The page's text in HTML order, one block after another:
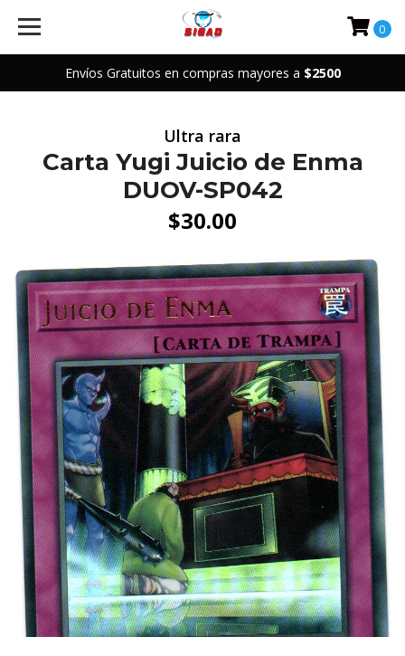
Envíos Gratuitos en compras mayores a $2500
0
Ultra rara
Carta Yugi Juicio de Enma
DUOV-SP042
$30.00